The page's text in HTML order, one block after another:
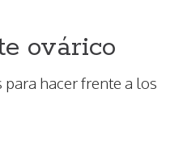
ovárico
hacer frente a los